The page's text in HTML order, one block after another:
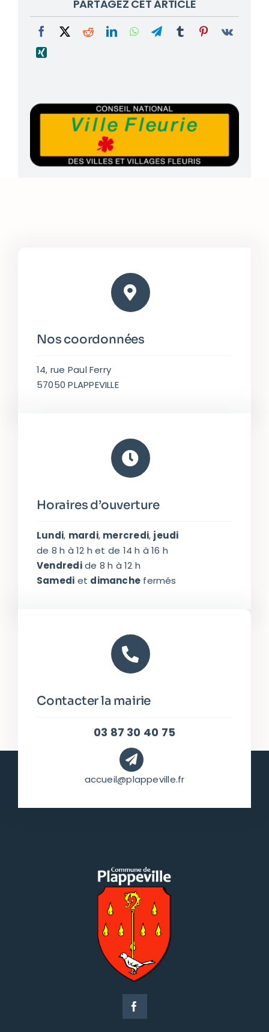
PARTAGEZ CET ARTICLE
Nos coordonnées
14, rue Paul Ferry
57050 PLAPPEVILLE
Horaires d’ouverture
Lundi, mardi, mercredi, jeudi
de 8 h à 12 h et de 14 h à 16 h
Vendredide 8 h à 12 h
Samedi et dimanche fermés
Contacter la mairie
03 87 30 40 75
accueil@plappeville.fr